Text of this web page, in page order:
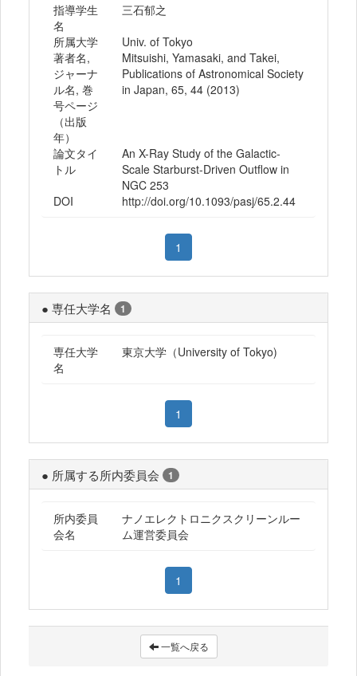
指導学生
名
三石郁之
所属大学
Univ. of Tokyo
著者名,
ジャーナ
ル名, 巻
号ページ
（出版
年）
Mitsuishi, Yamasaki, and Takei,
Publications of Astronomical Society
in Japan, 65, 44 (2013)
論文タイ
トル
An X-Ray Study of the Galactic-
Scale Starburst-Driven Outflow in
NGC 253
DOI
http://doi.org/10.1093/pasj/65.2.44
1
● 専任大学名 1
専任大学
名
東京大学（University of Tokyo)
1
● 所属する所内委員会 1
所内委員
会名
ナノエレクトロニクスクリーンルー
ム運営委員会
1
一覧へ戻る